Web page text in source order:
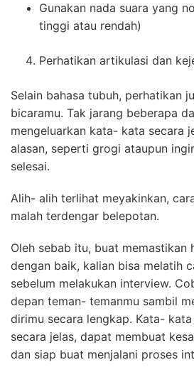
Gunakan nada suara yang
tinggi atau rendah)
Perhatikan artikulasi dan
Selain bahasa tubuh, perhatikan
bicaramu. Tak jarang beberapa
mengeluarkan kata- kata secara
alasan, seperti grogi ataupun
selesai.
Alih- alih terlihat meyakinkan,
malah terdengar belepotan.
Oleh sebab itu, buat memastikan
dengan baik, kalian bisa melatih
sebelum melakukan interview.
depan teman- temanmu sambil
dirimu secara lengkap. Kata-
secara jelas, dapat membuat
dan siap buat menjalani proses